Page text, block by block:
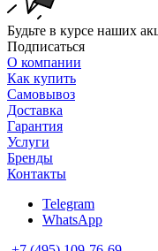
Будьте в курсе наших
Подписаться
О компании
Как купить
Самовывоз
Доставка
Гарантия
Услуги
Бренды
Контакты
Telegram
WhatsApp